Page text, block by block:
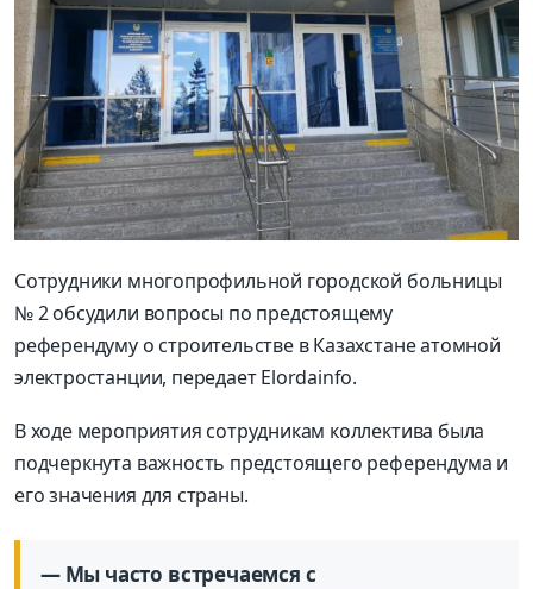
Сотрудники многопрофильной городской больницы
№ 2 обсудили вопросы по предстоящему
референдуму о строительстве в Казахстане атомной
электростанции, передает Elordainfo.
В ходе мероприятия сотрудникам коллектива была
подчеркнута важность предстоящего референдума и
его значения для страны.
— Мы часто встречаемся с